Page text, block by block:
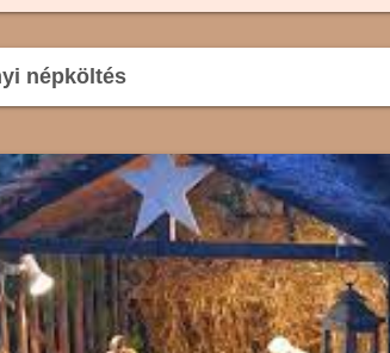
népköltés